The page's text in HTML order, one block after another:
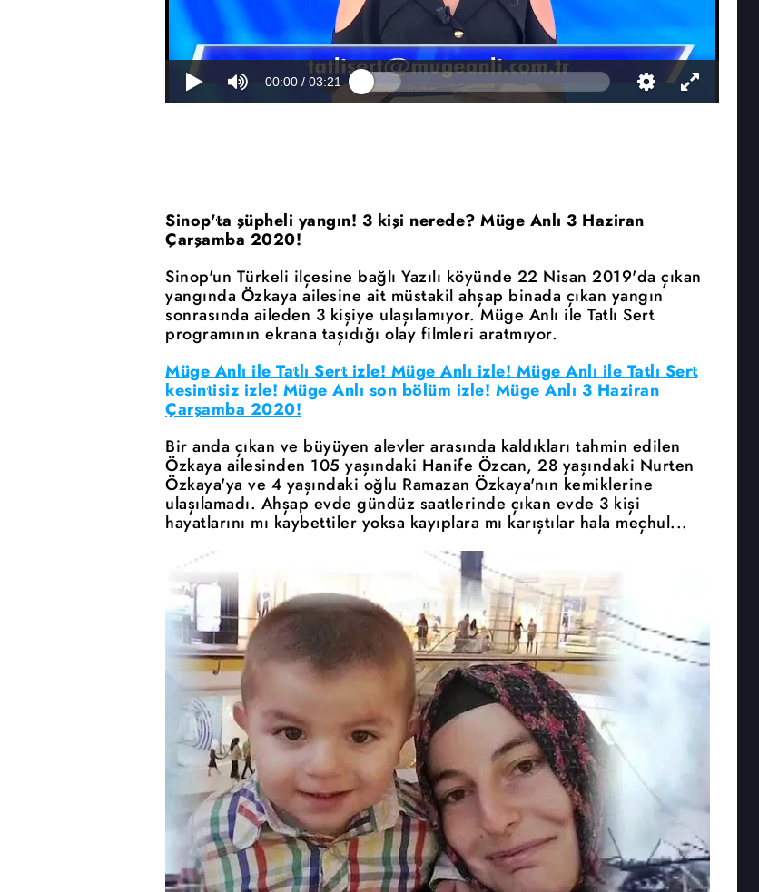
Sinop'ta şüpheli yangın! 3 kişi nerede? Müge Anlı 3 Haziran
Çarşamba 2020!
Sinop'un Türkeli ilçesine bağlı Yazılı köyünde 22 Nisan 2019'da çıkan
yangında Özkaya ailesine ait müstakil ahşap binada çıkan yangın
sonrasında aileden 3 kişiye ulaşılamıyor. Müge Anlı ile Tatlı Sert
programının ekrana taşıdığı olay filmleri aratmıyor.
Müge Anlı ile Tatlı Sert izle! Müge Anlı izle! Müge Anlı ile Tatlı Sert
kesintisiz izle! Müge Anlı son bölüm izle! Müge Anlı 3 Haziran
Çarşamba 2020!
Bir anda çıkan ve büyüyen alevler arasında kaldıkları tahmin edilen
Özkaya ailesinden 105 yaşındaki Hanife Özcan, 28 yaşındaki Nurten
Özkaya'ya ve 4 yaşındaki oğlu Ramazan Özkaya'nın kemiklerine
ulaşılamadı. Ahşap evde gündüz saatlerinde çıkan evde 3 kişi
hayatlarını mı kaybettiler yoksa kayıplara mı karıştılar hala meçhul...